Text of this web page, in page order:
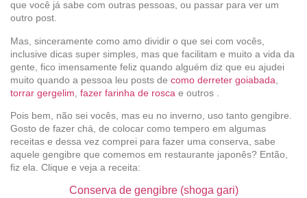
que você já sabe com outras pessoas, ou passar para ver um
outro post.
Mas, sinceramente como amo dividir o que sei com vocês,
inclusive dicas super simples, mas que facilitam e muito a vida da
gente, fico imensamente feliz quando alguém diz que eu ajudei
muito quando a pessoa leu posts de como derreter goiabada
torrar gergelim fazer farinha de rosca e outros .
Pois bem, não sei vocês, mas eu no inverno, uso tanto gengibre.
Gosto de fazer chá, de colocar como tempero em algumas
receitas e dessa vez comprei para fazer uma conserva, sabe
aquele gengibre que comemos em restaurante japonês? Então,
fiz ela. Clique e veja a receita:
Conserva de gengibre (shoga gari)